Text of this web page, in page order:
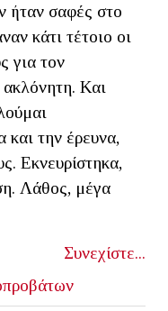
ήταν σαφές στο
κάτι τέτοιο οι
για τον
Και
και την έρευνα,
Εκνευρίστηκα,
Λάθος, μέγα
Συνεχίστε...